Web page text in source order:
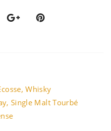
,Whisky
,Single Malt Tourbé